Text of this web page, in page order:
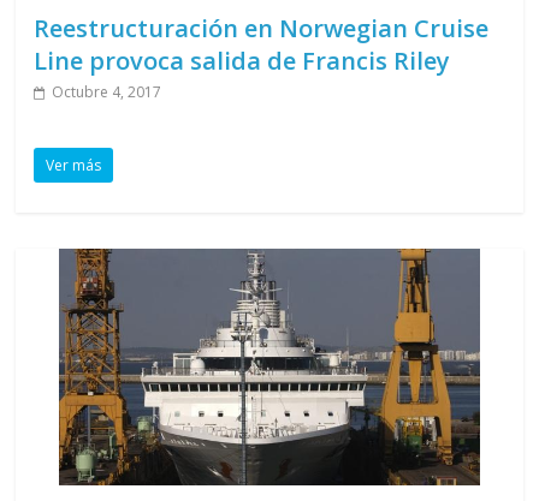
Reestructuración en Norwegian Cruise
Line provoca salida de Francis Riley
Octubre 4, 2017
Ver más